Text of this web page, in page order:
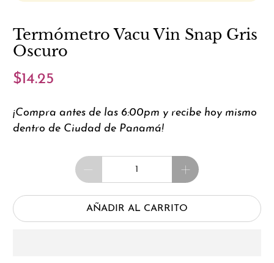
Termómetro Vacu Vin Snap Gris
Oscuro
$14.25
¡Compra antes de las 6:00pm y recibe hoy mismo
dentro de Ciudad de Panamá!
Cantidad
AÑADIR AL CARRITO